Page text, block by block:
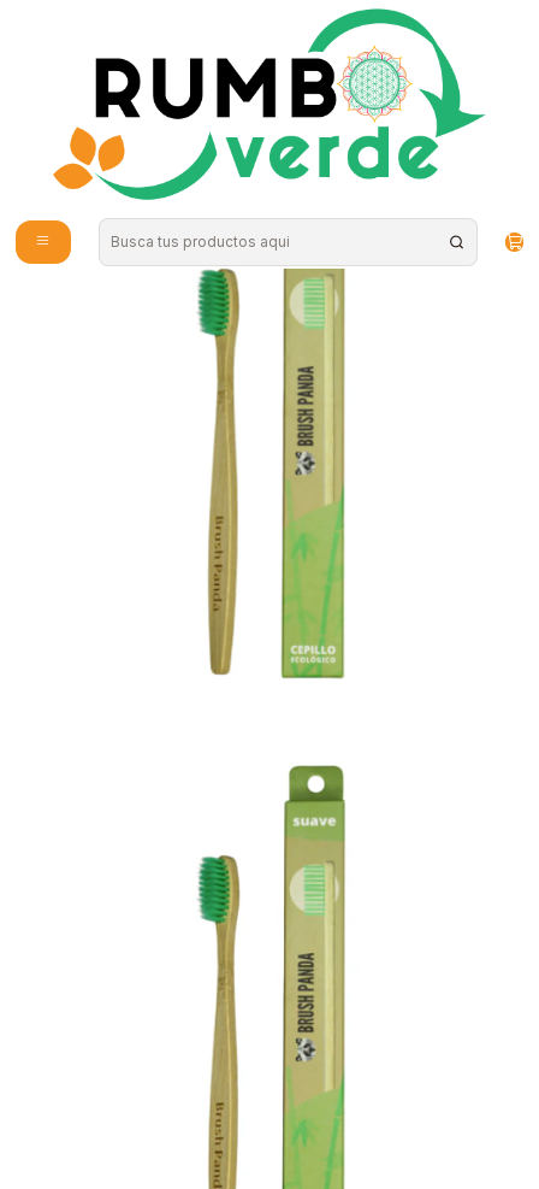
Envío gratis por compras sobre los 59.990 en la provincia de Santiago
Higiene Personal
Cepillo Adulto Cerdas Suave Color Verde BrushPanda